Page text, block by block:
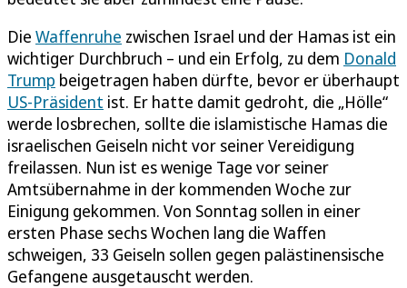
Die Waffenruhe zwischen Israel und der Hamas ist ein
wichtiger Durchbruch – und ein Erfolg, zu dem Donald
Trump beigetragen haben dürfte, bevor er überhaupt
US-Präsident ist. Er hatte damit gedroht, die „Hölle“
werde losbrechen, sollte die islamistische Hamas die
israelischen Geiseln nicht vor seiner Vereidigung
freilassen. Nun ist es wenige Tage vor seiner
Amtsübernahme in der kommenden Woche zur
Einigung gekommen. Von Sonntag sollen in einer
ersten Phase sechs Wochen lang die Waffen
schweigen, 33 Geiseln sollen gegen palästinensische
Gefangene ausgetauscht werden.